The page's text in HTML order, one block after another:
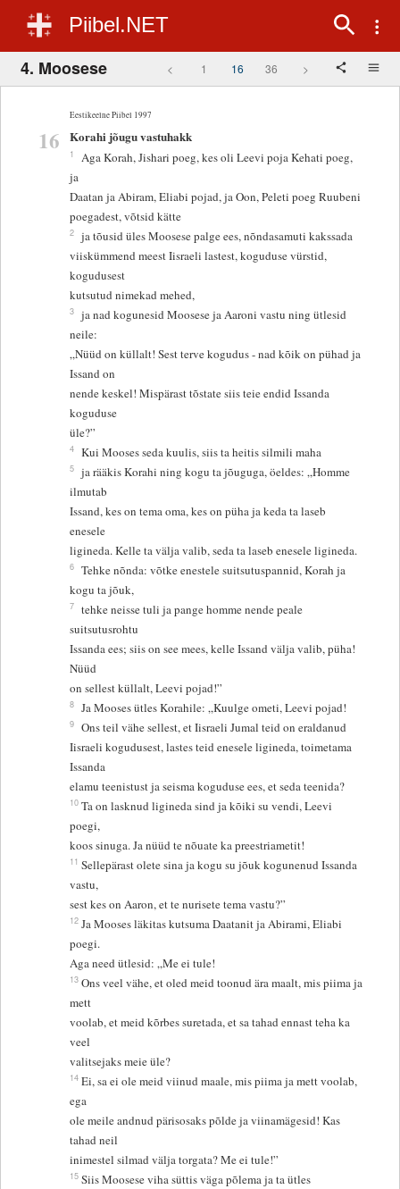
Piibel.NET
4. Moosese < 1 16 36 >
Eestikeelne Piibel 1997
16 Korahi jõugu vastuhakk
1
Aga Korah, Jishari poeg, kes oli Leevi poja Kehati poeg,
ja
Daatan ja Abiram, Eliabi pojad, ja Oon, Peleti poeg Ruubeni
poegadest, võtsid kätte
2 ja tõusid üles Moosese palge ees, nõndasamuti kakssada
viiskümmend meest Iisraeli lastest, koguduse vürstid,
kogudusest
kutsutud nimekad mehed,
3 ja nad kogunesid Moosese ja Aaroni vastu ning ütlesid
neile:
„Nüüd on küllalt! Sest terve kogudus - nad kõik on pühad ja
Issand on
nende keskel! Mispärast tõstate siis teie endid Issanda
koguduse
üle?”
4 Kui Mooses seda kuulis, siis ta heitis silmili maha
5 ja rääkis Korahi ning kogu ta jõuguga, öeldes: „Homme
ilmutab
Issand, kes on tema oma, kes on püha ja keda ta laseb
enesele
ligineda. Kelle ta välja valib, seda ta laseb enesele ligineda.
6 Tehke nõnda: võtke enestele suitsutuspannid, Korah ja
kogu ta jõuk,
7 tehke neisse tuli ja pange homme nende peale
suitsutusrohtu
Issanda ees; siis on see mees, kelle Issand välja valib, püha!
Nüüd
on sellest küllalt, Leevi pojad!”
8 Ja Mooses ütles Korahile: „Kuulge ometi, Leevi pojad!
9 Ons teil vähe sellest, et Iisraeli Jumal teid on eraldanud
Iisraeli kogudusest, lastes teid enesele ligineda, toimetama
Issanda
elamu teenistust ja seisma koguduse ees, et seda teenida?
10 Ta on lasknud ligineda sind ja kõiki su vendi, Leevi
poegi,
koos sinuga. Ja nüüd te nõuate ka preestriametit!
11 Sellepärast olete sina ja kogu su jõuk kogunenud Issanda
vastu,
sest kes on Aaron, et te nurisete tema vastu?”
12 Ja Mooses läkitas kutsuma Daatanit ja Abirami, Eliabi
poegi.
Aga need ütlesid: „Me ei tule!
13 Ons veel vähe, et oled meid toonud ära maalt, mis piima ja
mett
voolab, et meid kõrbes suretada, et sa tahad ennast teha ka
veel
valitsejaks meie üle?
14 Ei, sa ei ole meid viinud maale, mis piima ja mett voolab,
ega
ole meile andnud pärisosaks põlde ja viinamägesid! Kas
tahad neil
inimestel silmad välja torgata? Me ei tule!”
15 Siis Moosese viha süttis väga põlema ja ta ütles